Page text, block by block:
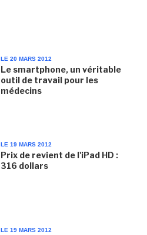
LE 20 MARS 2012
Le smartphone, un véritable
outil de travail pour les
médecins
LE 19 MARS 2012
Prix de revient de l'iPad HD :
316 dollars
LE 19 MARS 2012